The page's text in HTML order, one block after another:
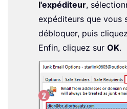
l'expéditeur,
expéditeurs que vous
débloquer, puis
Enfin, cliquez sur OK.